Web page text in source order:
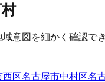
意図を細かく確認でき
西区名古屋市中村区名